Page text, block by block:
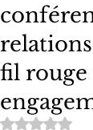
fil
Noté NaN